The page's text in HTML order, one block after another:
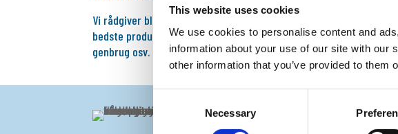
This website uses cookies
We use cookies to personalise content and
information about your use of our site with our
other information that you’ve provided to
Selection
Necessary
Vi rådgiver blandt andet om, hvilke mængder du har behov for,
bedste produktsortiment til dit arrangement, hvordan du
genbrug osv.